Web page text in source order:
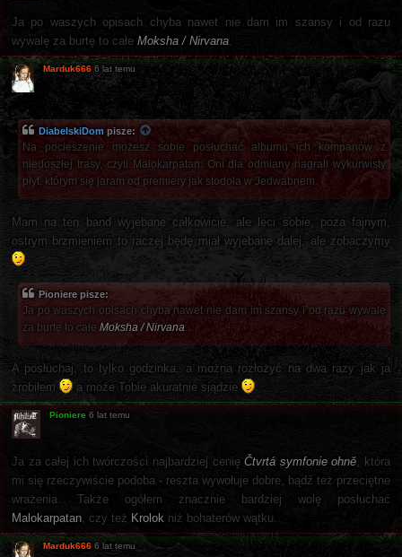
Ja po waszych opisach chyba nawet nie dam im szansy i od razu
wywalę za burtę to całe Moksha / Nirvana.
Marduk666 6 lat temu
DiabelskiDom pisze:
Na pocieszenie możesz sobie posłuchać albumu ich kompanów z
niedoszłej trasy, czyli Malokarpatan. Oni dla odmiany nagrali wykurwisty
płyt, którym się jaram od premiery jak stodoła w Jedwabnem.
Mam na ten band wyjebane całkowicie, ale leci sobie, poza fajnym,
ostrym brzmieniem to raczej będę miał wyjebane dalej, ale zobaczymy
Pioniere pisze:
Ja po waszych opisach chyba nawet nie dam im szansy i od razu wywalę
za burtę to całe Moksha / Nirvana.
A posłuchaj, to tylko godzinka, a można rozłożyć na dwa razy jak ja
zrobiłem
a może Tobie akuratnie siądzie
Pioniere 6 lat temu
Ja za całej ich twórczości najbardziej cenięČtvrtá symfonie ohně, która
mi się rzeczywiście podoba - reszta wywołuje dobre, bądź też przeciętne
wrażenia. Także ogółem znacznie bardziej wolę posłuchać
Malokarpatan, czy też Krolok niż bohaterów wątku.
Marduk666 6 lat temu